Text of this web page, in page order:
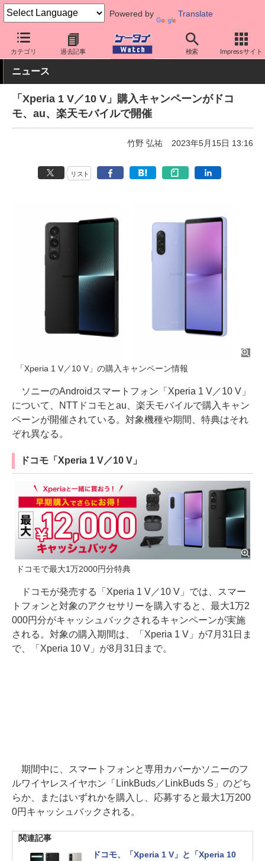
Powered by Translate
カテゴリ 過去記事 検索 Impressサイト
ケータイ Watch OS Android Xperia
ニュース
「Xperia 1 V／10 V」購入キャンペーンがドコ
モ、au、楽天モバイルで開催
竹野 弘祐 2023年5月15日 13:16
リスト
「Xperia 1 V／10 V」の購入キャンペーン情報
ソニーのAndroidスマートフォン「Xperia 1 V／10 V」
について、NTTドコモとau、楽天モバイルで購入キャン
ペーンが開催されている。対象機種や期間、特典はそれ
ぞれ異なる。
ドコモ「Xperia 1 V／10 V」
ドコモで最大1万2000円分特典
ドコモが発売する「Xperia 1 V／10 V」では、スマー
トフォンと対象のアクセサリーを購入すると、最大1万2
000円分がキャッシュバックされるキャンペーンが実施
される。対象の購入期間は、「Xperia 1 V」が7月31日ま
で、「Xperia 10 V」が8月31日まで。
期間中に、スマートフォンと専用カバーかソニーのフ
ルワイヤレスイヤホン「LinkBuds／LinkBuds S」のどち
らか、またはいずれかを購入し、応募すると最大1万200
0円キャッシュバックされる。
関連記事
ドコモ、「Xperia 1 V」と「Xperia 10